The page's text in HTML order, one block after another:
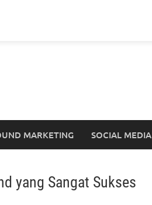
MARKETING SOCIAL MEDIA
yang Sangat Sukses